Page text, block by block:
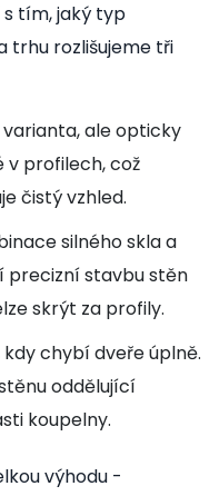
tím, jaký typ
trhu rozlišujeme tři
ale opticky
v profilech, což
čistý vzhled.
silného skla a
precizní stavbu stěn
skrýt za profily.
chybí dveře úplně.
oddělující
koupelny.
výhodu -